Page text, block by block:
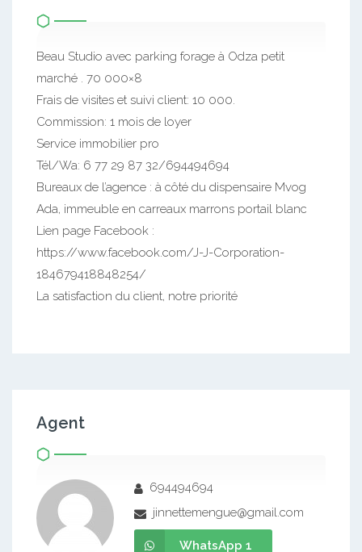
Beau Studio avec parking forage à Odza petit
marché . 70 000×8
Frais de visites et suivi client: 10 000.
Commission: 1 mois de loyer
Service immobilier pro
Tél/Wa: 6 77 29 87 32/694494694
Bureaux de l’agence : à côté du dispensaire Mvog
Ada, immeuble en carreaux marrons portail blanc
Lien page Facebook :
https://www.facebook.com/J-J-Corporation-
184679418848254/
La satisfaction du client, notre priorité
Agent
694494694
jinnettemengue@gmail.com
WhatsApp 1